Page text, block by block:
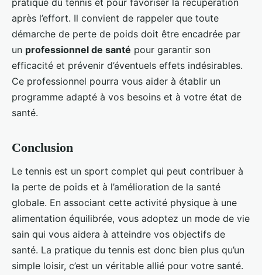
pratique du tennis et pour favoriser la récupération
après l’effort. Il convient de rappeler que toute
démarche de perte de poids doit être encadrée par
un professionnel de santé pour garantir son
efficacité et prévenir d’éventuels effets indésirables.
Ce professionnel pourra vous aider à établir un
programme adapté à vos besoins et à votre état de
santé.
Conclusion
Le tennis est un sport complet qui peut contribuer à
la perte de poids et à l’amélioration de la santé
globale. En associant cette activité physique à une
alimentation équilibrée, vous adoptez un mode de vie
sain qui vous aidera à atteindre vos objectifs de
santé. La pratique du tennis est donc bien plus qu’un
simple loisir, c’est un véritable allié pour votre santé.